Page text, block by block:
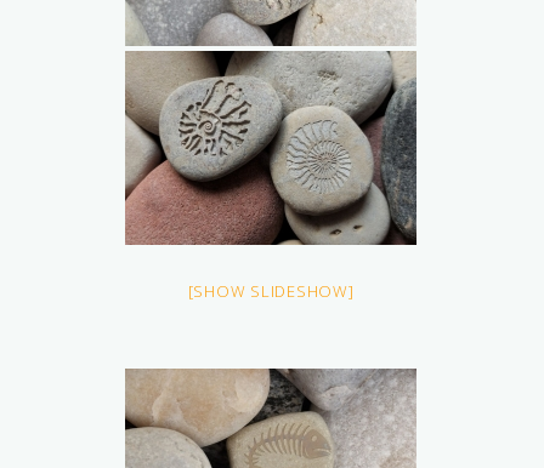
[SHOW SLIDESHOW]